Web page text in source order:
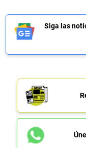
Siga las